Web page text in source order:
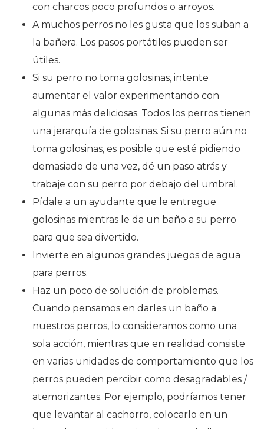
con charcos poco profundos o arroyos.
A muchos perros no les gusta que los suban a
la bañera. Los pasos portátiles pueden ser
útiles.
Si su perro no toma golosinas, intente
aumentar el valor experimentando con
algunas más deliciosas. Todos los perros tienen
una jerarquía de golosinas. Si su perro aún no
toma golosinas, es posible que esté pidiendo
demasiado de una vez, dé un paso atrás y
trabaje con su perro por debajo del umbral.
Pídale a un ayudante que le entregue
golosinas mientras le da un baño a su perro
para que sea divertido.
Invierte en algunos grandes juegos de agua
para perros.
Haz un poco de solución de problemas.
Cuando pensamos en darles un baño a
nuestros perros, lo consideramos como una
sola acción, mientras que en realidad consiste
en varias unidades de comportamiento que los
perros pueden percibir como desagradables /
atemorizantes. Por ejemplo, podríamos tener
que levantar al cachorro, colocarlo en un